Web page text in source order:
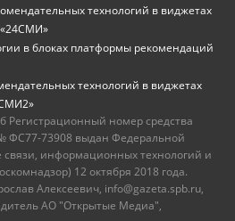
технологий в виджетах
в блоках платформы рекомендаций
технологий в виджетах
Регистрационный номер средства
ФС77-73908 выдан Федеральной
связи, информационных технологий и
12 октября 2018 года.
Алексеевич, info@gazeta.spb.ru,
АО "Открытые Медиа",